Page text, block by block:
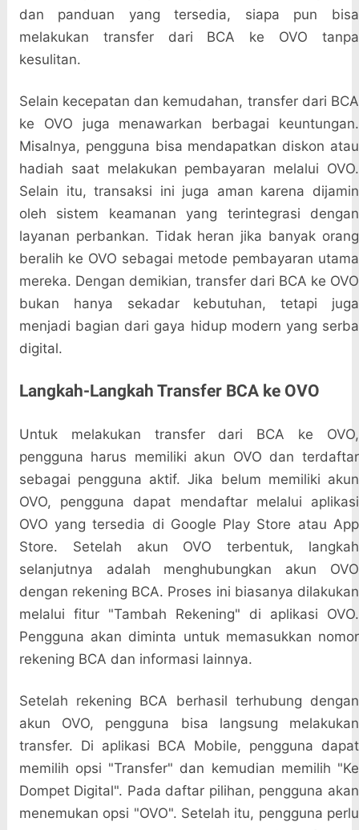
dan panduan yang tersedia, siapa pun bisa
melakukan transfer dari BCA ke OVO tanpa
kesulitan.
Selain kecepatan dan kemudahan, transfer dari BCA
ke OVO juga menawarkan berbagai keuntungan.
Misalnya, pengguna bisa mendapatkan diskon atau
hadiah saat melakukan pembayaran melalui OVO.
Selain itu, transaksi ini juga aman karena dijamin
oleh sistem keamanan yang terintegrasi dengan
layanan perbankan. Tidak heran jika banyak orang
beralih ke OVO sebagai metode pembayaran utama
mereka. Dengan demikian, transfer dari BCA ke OVO
bukan hanya sekadar kebutuhan, tetapi juga
menjadi bagian dari gaya hidup modern yang serba
digital.
Langkah-Langkah Transfer BCA ke OVO
Untuk melakukan transfer dari BCA ke OVO,
pengguna harus memiliki akun OVO dan terdaftar
sebagai pengguna aktif. Jika belum memiliki akun
OVO, pengguna dapat mendaftar melalui aplikasi
OVO yang tersedia di Google Play Store atau App
Store. Setelah akun OVO terbentuk, langkah
selanjutnya adalah menghubungkan akun OVO
dengan rekening BCA. Proses ini biasanya dilakukan
melalui fitur "Tambah Rekening" di aplikasi OVO.
Pengguna akan diminta untuk memasukkan nomor
rekening BCA dan informasi lainnya.
Setelah rekening BCA berhasil terhubung dengan
akun OVO, pengguna bisa langsung melakukan
transfer. Di aplikasi BCA Mobile, pengguna dapat
memilih opsi "Transfer" dan kemudian memilih "Ke
Dompet Digital". Pada daftar pilihan, pengguna akan
menemukan opsi "OVO". Setelah itu, pengguna perlu